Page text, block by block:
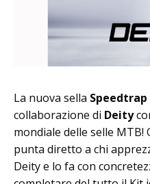
La nuova sella Speedtrap
collaborazione di Deity
mondiale delle selle
punta diretto a chi
Deity e lo fa con